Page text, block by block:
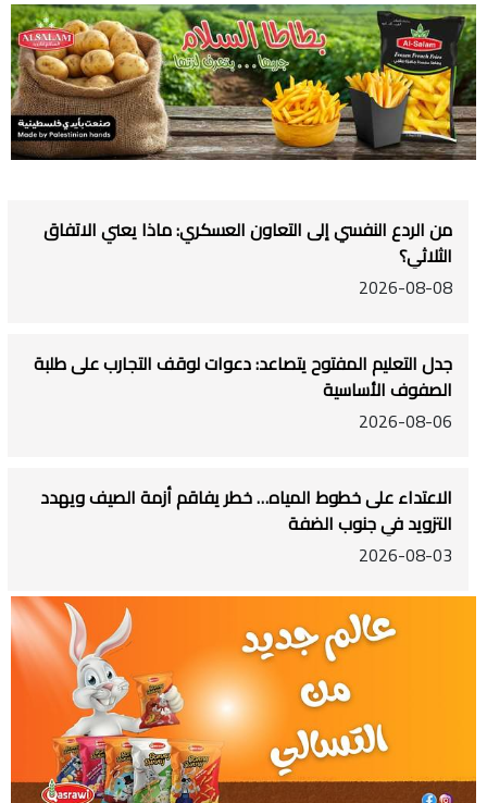
من الردع النفسي إلى التعاون العسكري: ماذا يعني الاتفاق
الثلاثي؟
2026-08-08
جدل التعليم المفتوح يتصاعد: دعوات لوقف التجارب على طلبة
الصفوف الأساسية
2026-08-06
الاعتداء على خطوط المياه… خطر يفاقم أزمة الصيف ويهدد
التزويد في جنوب الضفة
2026-08-03